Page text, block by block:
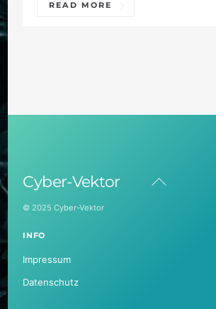
READ MORE
Back
Cyber-Vektor
© 2025 Cyber-Vektor
INFO
Impressum
Datenschutz